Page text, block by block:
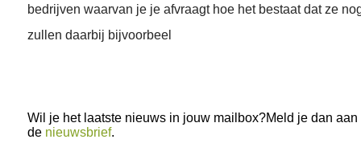
bedrijven waarvan je je afvraagt hoe het bestaat dat ze
zullen daarbij bijvoorbeel
Wil je het laatste nieuws in jouw mailbox?Meld je dan aan
de nieuwsbrief.